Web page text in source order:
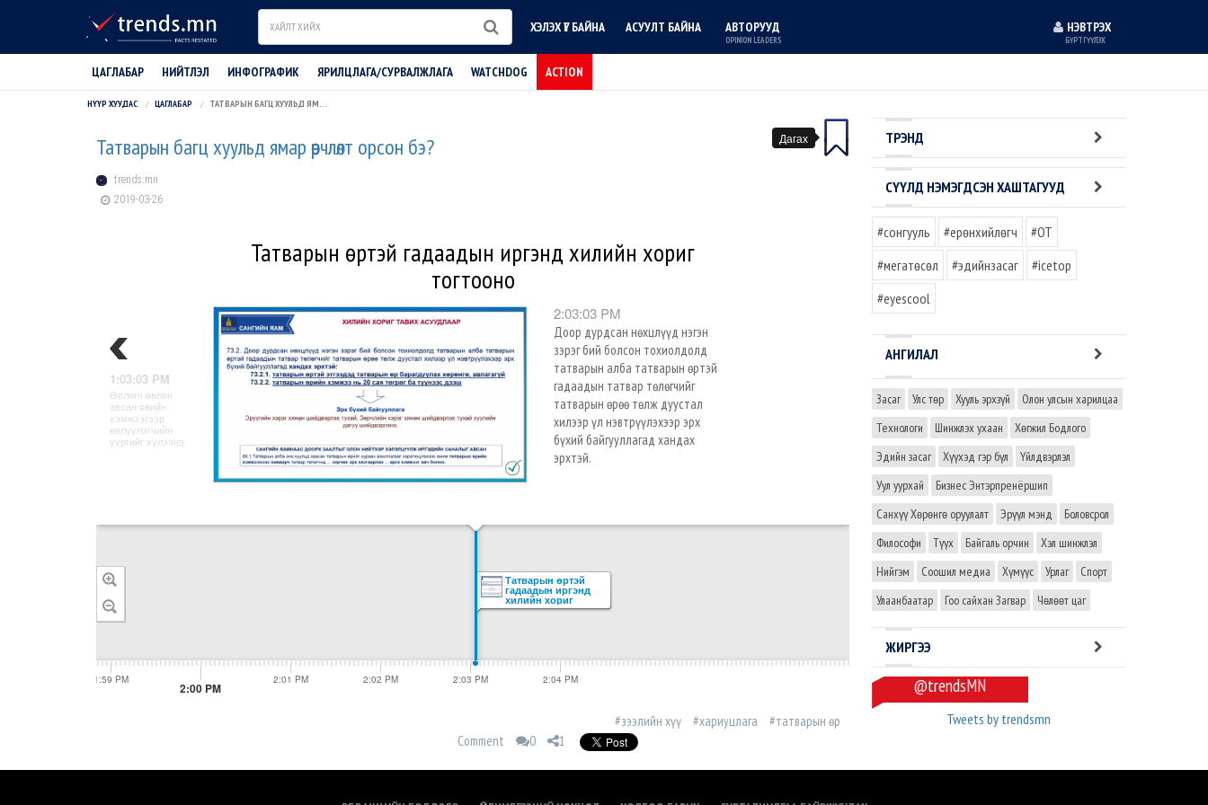
Search ХЭЛЭХ ҮГ БАЙНА АСУУЛТ БАЙНА АВТОРУУД
OPINION LEADERS
НЭВТРЭХ
БҮРТГҮҮЛЭХ
ЦАГЛАБАР НИЙТЛЭЛ ИНФОГРАФИК ЯРИЛЦЛАГА/СУРВАЛЖЛАГА WATCHDOG ACTION
НҮҮР ХУУДАС ЦАГЛАБАР ТАТВАРЫН БАГЦ ХУУЛЬД ЯМАР ӨӨРЧЛӨЛТ ОРСОН БЭ?
Дагах
Татварын багц хуульд ямар өөрчлөлт орсон бэ?
trends.mn
2019-03-26
Татварын өртэй гадаадын иргэнд хилийн хориг
тогтооно
2:03:03 PM
Доор дурдсан нөхцлүүд нэгэн
зэрэг бий болсон тохиолдолд
татварын алба татварын өртэй
гадаадын татвар төлөгчийг
татварын өрөө төлж дуустал
хилээр үл нэвтрүүлэхээр эрх
бүхий байгууллагад хандах
эрхтэй.
1:03:03 PM
Өвлөгч өвлөн
авсан өвийн
хэмжээгээр
өвлүүлэгчийн
үүргийг хүлээнэ
Татварын өртэй
гадаадын иргэнд
хилийн хориг
тогтооно
2:00 PM
2:02 PM
1:59 PM 2:01 PM 2:03 PM 2:04 PM
#зээлийн хүү #хариуцлага
#татварын өр
Comment
0 1
ТРЭНД
СҮҮЛД НЭМЭГДСЭН ХАШТАГУУД
#сонгууль #ерөнхийлөгч
#OT
#мегатөсөл
#эдийнзасаг
#icetop
#eyescool
АНГИЛАЛ
Засаг Улс төр Хууль эрхзүй
Олон улсын харилцаа
Технологи
Шинжлэх ухаан
Хөгжил Бодлого
Эдийн засаг
Хүүхэд гэр бүл
Үйлдвэрлэл
Уул уурхай
Бизнес Энтэрпренёршип
Санхүү Хөрөнгө оруулалт
Эрүүл мэнд
Боловсрол
Философи
Түүх Байгаль орчин
Хэл шинжлэл
Нийгэм
Соошил медиа Хүмүүс Урлаг
Спорт
Улаанбаатар
Гоо сайхан Загвар Чөлөөт цаг
ЖИРГЭЭ
@trendsMN
Tweets by trendsmn